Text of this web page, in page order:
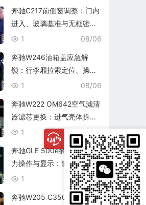
奔驰C217前侧窗调整：门内
进入、玻璃基准与无框密封
贴合
08/06
1
奔驰W246油箱盖应急解
锁：行李厢拉索定位、操作
与复位检查
08/06
1
奔驰W222 OM642空气滤清
器滤芯更换：进气壳体拆
开、密封清洁与复位
08/06
1
奔驰GLE 500e插电混合动
力操作与显示：能量流、驾
驶模式和充电管理
08/06
1
奔驰W205 C350e车载蓄电